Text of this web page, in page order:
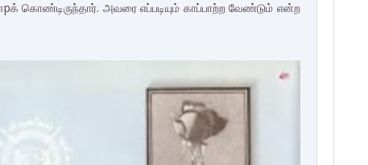
கொண்டிருந்தார். அவரை எப்படியும் காப்பாற்ற வேண்டும் என்ற